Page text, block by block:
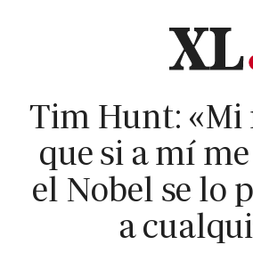
Tim Hunt: «Mi
que si a mí
el Nobel se lo
a